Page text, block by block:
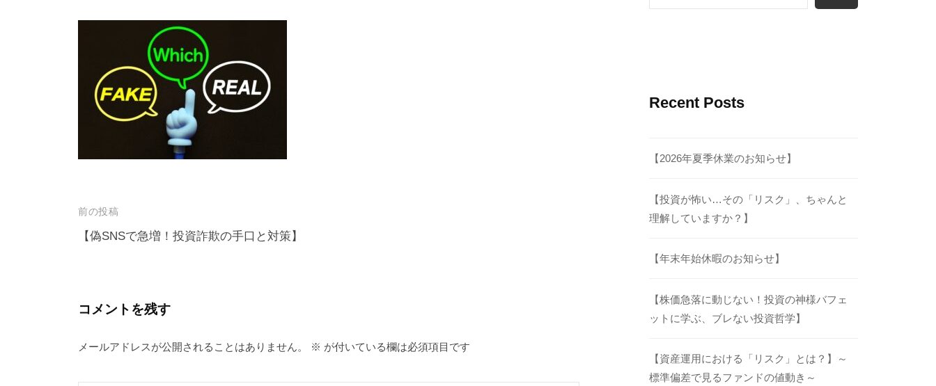
投
稿
ゲ
シ
前の投稿
【偽SNSで急増！投資詐欺の手口と対策】
コメントを残す
メールアドレスが公開されることはありません。 ※ が付いている欄は必須項目です
Recent Posts
【2026年夏季休業のお知らせ】
【投資が怖い…その「リスク」、ちゃんと
理解していますか？】
【年末年始休暇のお知らせ】
【株価急落に動じない！投資の神様バフェ
ットに学ぶ、ブレない投資哲学】
【資産運用における「リスク」とは？】～
標準偏差で見るファンドの値動き～